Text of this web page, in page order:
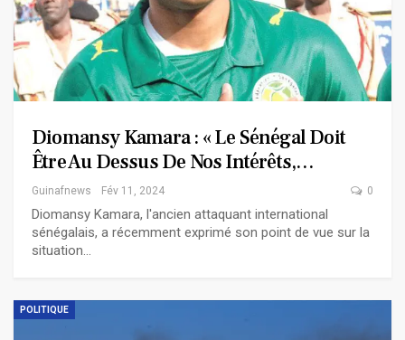
Diomansy Kamara : « Le Sénégal Doit
Être Au Dessus De Nos Intérêts,…
Guinafnews Fév 11, 2024 0
Diomansy Kamara, l'ancien attaquant international
sénégalais, a récemment exprimé son point de vue sur la
situation…
POLITIQUE